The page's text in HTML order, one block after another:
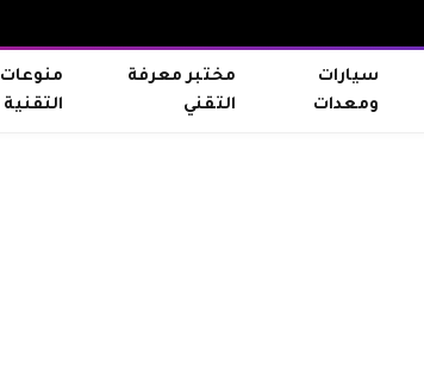
سيارات
ومعدات
مختبر معرفة
التقني
منوعات
التقنية